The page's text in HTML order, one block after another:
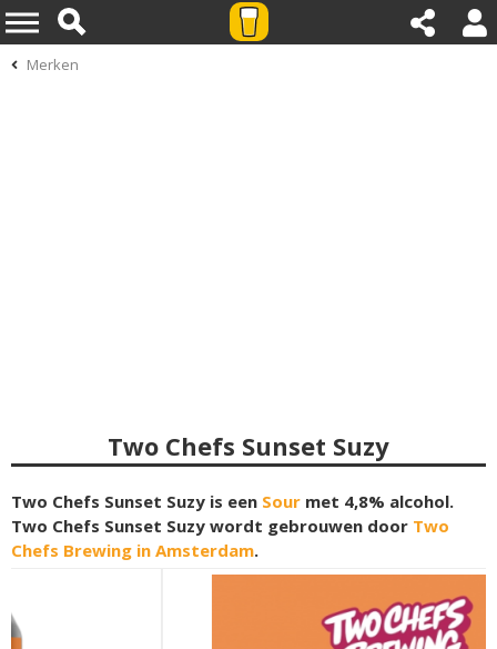
Merken
Two Chefs Sunset Suzy
Two Chefs Sunset Suzy is een Sour met 4,8% alcohol.
Two Chefs Sunset Suzy wordt gebrouwen door Two
Chefs Brewing in Amsterdam.